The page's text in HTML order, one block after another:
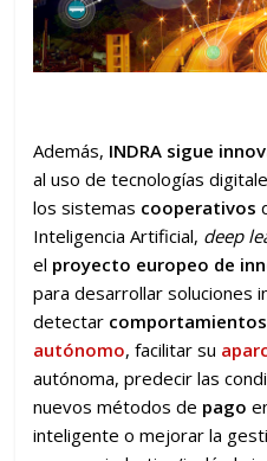
Además, INDRA sigue
al uso de tecnologías
los sistemas cooperativos
Inteligencia Artificial, deep
el proyecto europeo de
para desarrollar soluciones
detectar
autónomo, facilitar su
autónoma, predecir las
nuevos métodos de pago
inteligente o mejorar la